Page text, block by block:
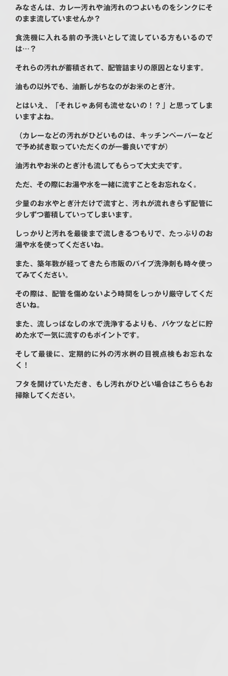
みなさんは、カレー汚れや油汚れのつよいものをシンクにそ
のまま流していませんか？
食洗機に入れる前の予洗いとして流している方もいるので
は…？
それらの汚れが蓄積されて、配管詰まりの原因となります。
油もの以外でも、油断しがちなのがお米のとぎ汁。
とはいえ、「それじゃあ何も流せないの！？」と思ってしま
いますよね。
（カレーなどの汚れがひどいものは、キッチンペーパーなど
で予め拭き取っていただくのが一番良いですが）
油汚れやお米のとぎ汁も流してもらって大丈夫です。
ただ、その際にお湯や水を一緒に流すことをお忘れなく。
少量のお水やとぎ汁だけで流すと、汚れが流れきらず配管に
少しずつ蓄積していってしまいます。
しっかりと汚れを最後まで流しきるつもりで、たっぷりのお
湯や水を使ってくださいね。
また、築年数が経ってきたら市販のパイプ洗浄剤も時々使っ
てみてください。
その際は、配管を傷めないよう時間をしっかり厳守してくだ
さいね。
また、流しっぱなしの水で洗浄するよりも、バケツなどに貯
めた水で一気に流すのもポイントです。
そして最後に、定期的に外の汚水桝の目視点検もお忘れな
く！
フタを開けていただき、もし汚れがひどい場合はこちらもお
掃除してください。